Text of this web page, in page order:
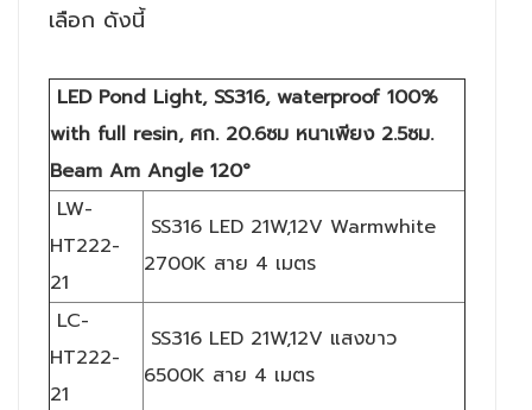
เลือก ดังนี้
LED Pond Light, SS316, waterproof 100%
with full resin, ศก. 20.6ซม หนาเพียง 2.5ซม.
Beam Am Angle 120°
LW-
HT222-
21
SS316 LED 21W,12V Warmwhite
2700K สาย 4 เมตร
LC-
HT222-
21
SS316 LED 21W,12V แสงขาว
6500K สาย 4 เมตร